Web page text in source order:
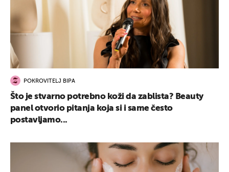
POKROVITELJ BIPA
Što je stvarno potrebno koži da zablista? Beauty
panel otvorio pitanja koja si i same često
postavljamo...